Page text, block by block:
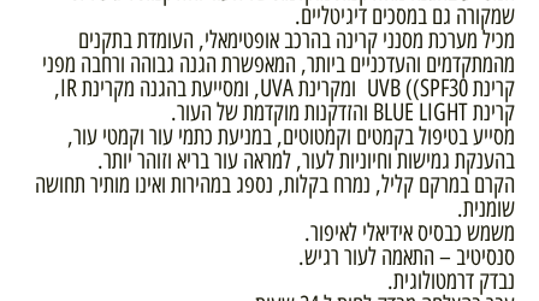
שמקורה גם במסכים דיגיטליים.
מכיל מערכת מסנני קרינה בהרכב אופטימאלי, העומדת בתקנים
מהמתקדמים והעדכניים ביותר, המאפשרת הגנה גבוהה ורחבה מפני
קרינת UVB ((SPF30 ומקרינת UVA, ומסייעת בהגנה מקרינת IR,
קרינת BLUE LIGHT והזדקנות מוקדמת של העור.
מסייע בטיפול בקמטים וקמטוטים, במניעת כתמי עור וקמטי עור,
בהענקת גמישות וחיוניות לעור, למראה עור בריא וזוהר יותר.
הקרם במרקם קליל, נמרח בקלות, נספג במהירות ואינו מותיר תחושה
שומנית.
משמש כבסיס אידיאלי לאיפור.
סנסיטיב – התאמה לעור רגיש.
נבדק דרמטולוגית.